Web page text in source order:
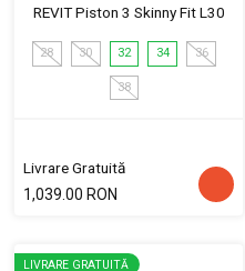
REVIT Piston 3 Skinny Fit L30
28 30 32 34 36
38
Livrare Gratuită
1,039.00 RON
LIVRARE GRATUITĂ